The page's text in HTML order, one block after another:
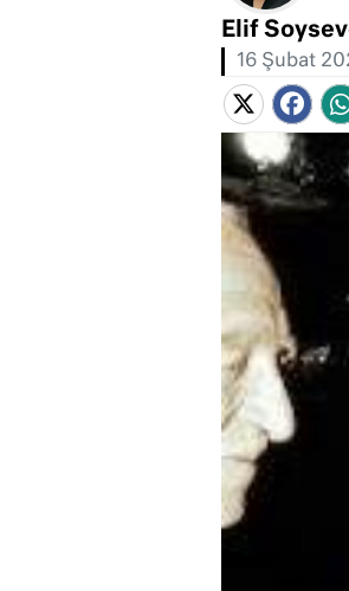
Elif
16 Şubat